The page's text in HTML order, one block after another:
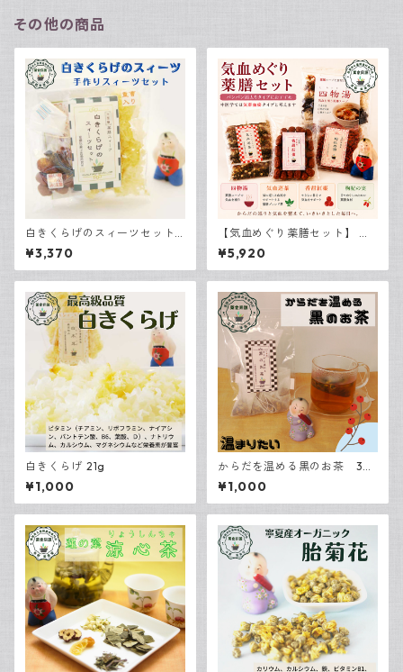
その他の商品
白きくらげのスィーツセット 3
袋セット
¥3,370
【気血めぐり薬膳セット】 気
滞血瘀体質の肥満解消にオス
スメの薬膳セット
¥5,920
白きくらげ 21g
¥1,000
からだを温める黒のお茶 3包
入
¥1,000